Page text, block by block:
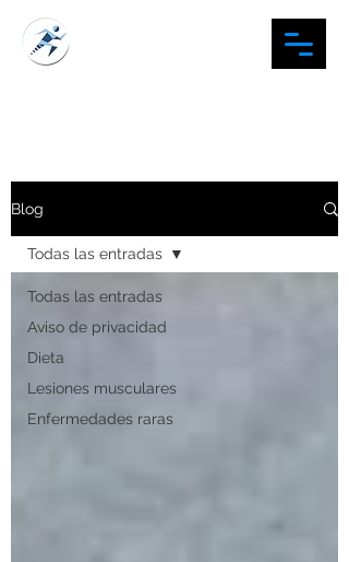
Blog
Todas las entradas
Aviso de privacidad
Dieta
Lesiones musculares
Enfermedades raras
Todas las entradas